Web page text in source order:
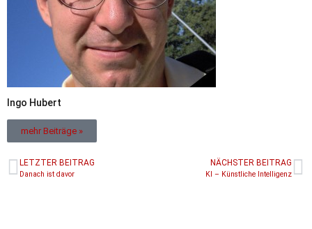
Ingo Hubert
mehr Beiträge »
LETZTER BEITRAG
Danach ist davor
NÄCHSTER BEITRAG
KI – Künstliche Intelligenz